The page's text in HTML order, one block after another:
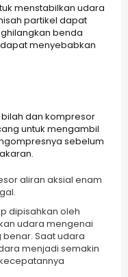
menstabilkan udara
partikel dapat
benda
menyebabkan
dan kompresor
untuk mengambil
sebelum
aliran aksial enam
dipisahkan oleh
udara mengenai
Saat udara
menjadi semakin